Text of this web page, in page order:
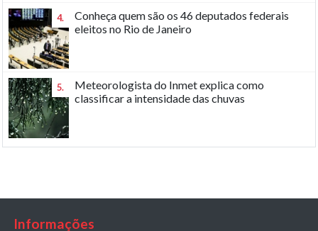
4.
Conheça quem são os 46 deputados federais
eleitos no Rio de Janeiro
5.
Meteorologista do Inmet explica como
classificar a intensidade das chuvas
Informações